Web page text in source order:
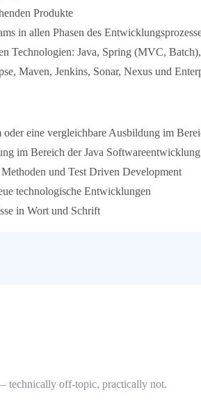
Produkte
in allen Phasen des
Technologien: Java, Spring (MVC,
Maven, Jenkins, Sonar, Nexus und
oder eine vergleichbare Ausbildung im
im Bereich der Java Softwareentwicklung
und Test Driven Development
technologische Entwicklungen
in Wort und Schrift
technically off-topic, practically not.